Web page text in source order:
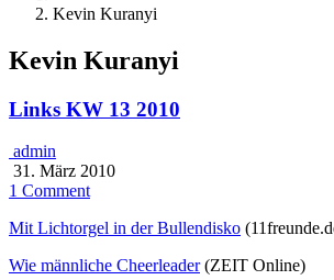
Kevin Kuranyi
Kevin Kuranyi
Links KW 13 2010
admin
31. März 2010
1 Comment
Mit Lichtorgel in der Bullendisko
Wie männliche Cheerleader(ZEIT Online)